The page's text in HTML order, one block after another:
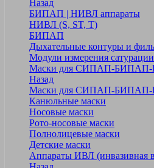
Назад
БИПАП | НИВЛ аппараты
НИВЛ (S, ST, T)
БИПАП
Дыхательные контуры и
Модули измерения
Маски для СИПАП-
Назад
Маски для СИПАП-
Канюльные маски
Носовые маски
Рото-носовые маски
Полнолицевые маски
Детские маски
Аппараты ИВЛ (инвазивная